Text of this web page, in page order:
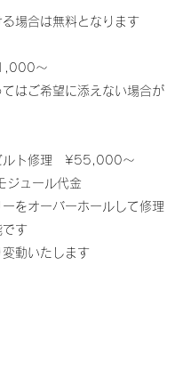
場合は無料となります
〜
はご希望に添えない場合が
ルト修理 ¥55,000〜
ジュール代金
をオーバーホールして修理
です
動いたします